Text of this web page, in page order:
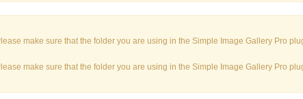
make sure that the folder you are using in the Simple Image Gallery Pro
make sure that the folder you are using in the Simple Image Gallery Pro